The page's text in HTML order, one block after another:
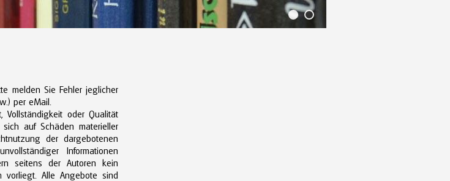
melden Sie Fehler jeglicher
per eMail.
Vollständigkeit oder Qualität
auf Schäden materieller
der dargebotenen
Informationen
seitens der Autoren kein
vorliegt. Alle Angebote sind